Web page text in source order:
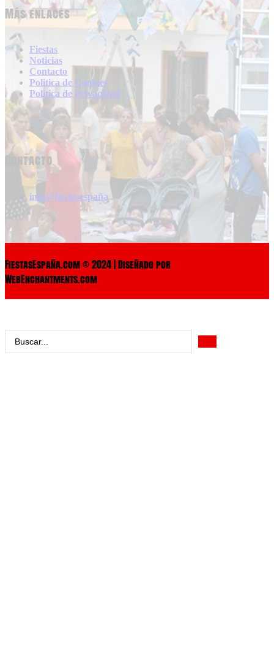
Más enlaces
Fiestas
Noticias
Contacto
Politica de Cookies
Politica de Privacidad
Contacto
info@fiestasespaña
FiestasEspaña.com © 2024 | Diseñado por
WebEnchantments.com